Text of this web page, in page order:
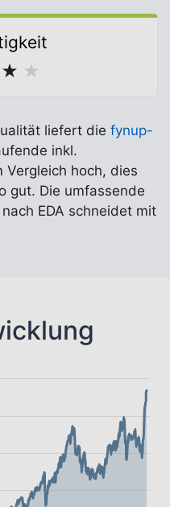
★ ★
liefert die fynup-
inkl.
Vergleich hoch, dies
gut. Die umfassende
EDA schneidet mit